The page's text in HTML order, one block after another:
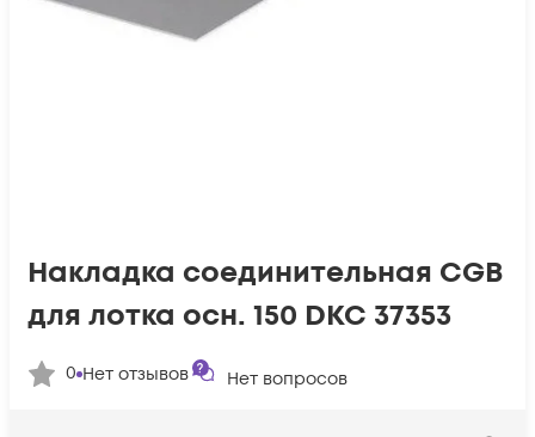
Накладка соединительная CGB
для лотка осн. 150 DKC 37353
0 Нет отзывов Нет вопросов